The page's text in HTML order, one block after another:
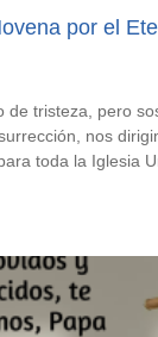
por el
de tristeza, pero
nos
toda la Iglesia